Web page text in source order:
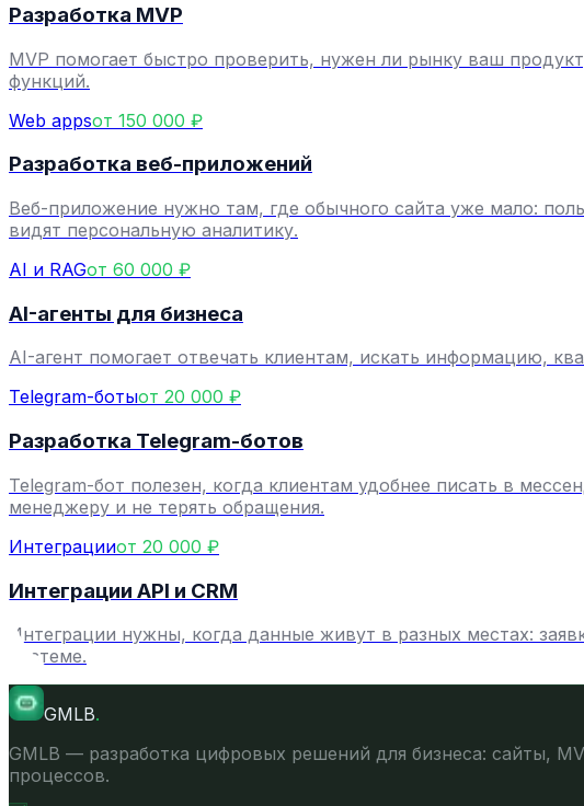
Разработка MVP
MVP помогает быстро проверить, нужен ли рынку ваш
функций.
Web appsот 150 000 ₽
Разработка веб-приложений
Веб-приложение нужно там, где обычного сайта уже мало:
видят персональную аналитику.
AI и RAGот 60 000 ₽
AI-агенты для бизнеса
AI-агент помогает отвечать клиентам, искать информацию,
Telegram-ботыот 20 000 ₽
Разработка Telegram-ботов
Telegram-бот полезен, когда клиентам удобнее писать в
менеджеру и не терять обращения.
Интеграцииот 20 000 ₽
Интеграции API и CRM
Интеграции нужны, когда данные живут в разных местах:
системе.
GMLB.
GMLB — разработка цифровых решений для бизнеса: сайты,
процессов.